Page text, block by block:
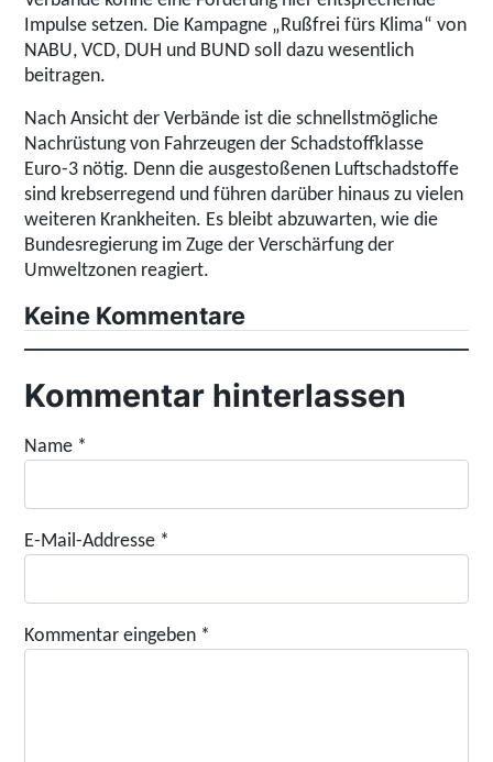
Impulse setzen. Die Kampagne „Rußfrei fürs Klima“ von
NABU, VCD, DUH und BUND soll dazu wesentlich
beitragen.
Nach Ansicht der Verbände ist die schnellstmögliche
Nachrüstung von Fahrzeugen der Schadstoffklasse
Euro-3 nötig. Denn die ausgestoßenen Luftschadstoffe
sind krebserregend und führen darüber hinaus zu vielen
weiteren Krankheiten. Es bleibt abzuwarten, wie die
Bundesregierung im Zuge der Verschärfung der
Umweltzonen reagiert.
Keine Kommentare
Kommentar hinterlassen
Name *
E-Mail-Addresse *
Kommentar eingeben *